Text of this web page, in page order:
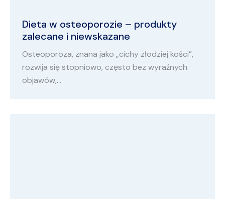
Dieta w osteoporozie – produkty
zalecane i niewskazane
Osteoporoza, znana jako „cichy złodziej kości”,
rozwija się stopniowo, często bez wyraźnych
objawów,…